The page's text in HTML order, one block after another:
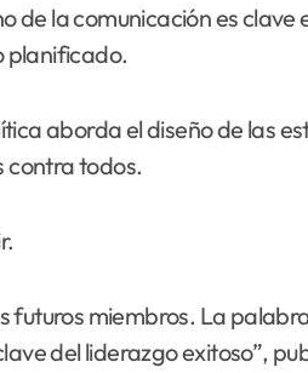
la comunicación es clave
planificado.
aborda el diseño de las
contra todos.
miembros. La
del liderazgo exitoso”,